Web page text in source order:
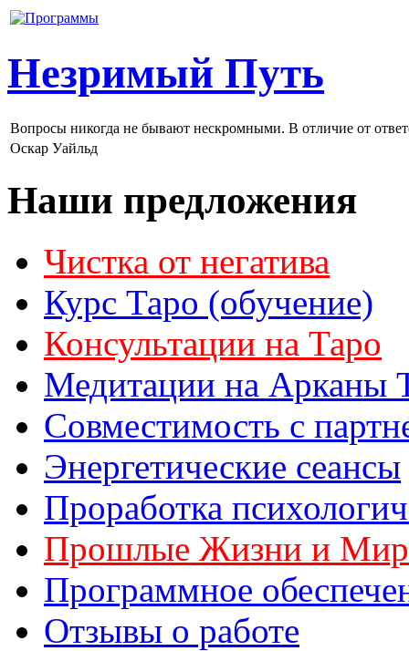
Незримый Путь
Вопросы никогда не бывают нескромными. В отличие от
Оскар Уайльд
Наши предложения
Чистка от негатива
Курс Таро (обучение)
Консультации на Таро
Медитации на Арканы
Совместимость с
Энергетические сеансы
Проработка
Прошлые Жизни и
Программное
Отзывы о работе